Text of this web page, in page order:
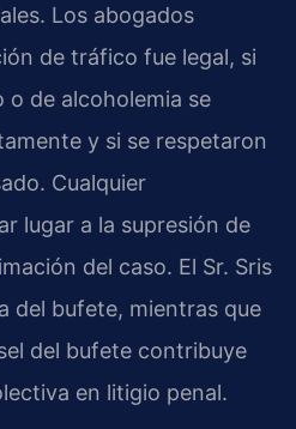
Los abogados
de tráfico fue legal, si
o de alcoholemia se
y si se respetaron
Cualquier
lugar a la supresión de
del caso. El Sr. Sris
del bufete, mientras que
del bufete contribuye
en litigio penal.